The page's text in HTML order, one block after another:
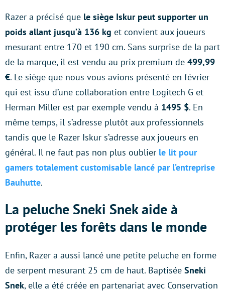
Razer a précisé que le siège Iskur peut supporter un
poids allant jusqu’à 136 kg et convient aux joueurs
mesurant entre 170 et 190 cm. Sans surprise de la part
de la marque, il est vendu au prix premium de 499,99
€. Le siège que nous vous avions présenté en février
qui est issu d’une collaboration entre Logitech G et
Herman Miller est par exemple vendu à 1495 $. En
même temps, il s’adresse plutôt aux professionnels
tandis que le Razer Iskur s’adresse aux joueurs en
général. Il ne faut pas non plus oublier le lit pour
gamers totalement customisable lancé par l’entreprise
Bauhutte.
La peluche Sneki Snek aide à
protéger les forêts dans le monde
Enfin, Razer a aussi lancé une petite peluche en forme
de serpent mesurant 25 cm de haut. Baptisée Sneki
Snek, elle a été créée en partenariat avec Conservation